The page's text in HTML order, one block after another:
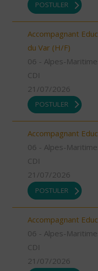
POSTULER
Accompagnant
du Var (H/F)
06 - Alpes-
CDI
21/07/2026
POSTULER
Accompagnant
06 - Alpes-
CDI
21/07/2026
POSTULER
Accompagnant
06 - Alpes-
CDI
21/07/2026